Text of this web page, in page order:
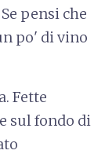
pensi che
po' di vino
Fette
sul fondo di